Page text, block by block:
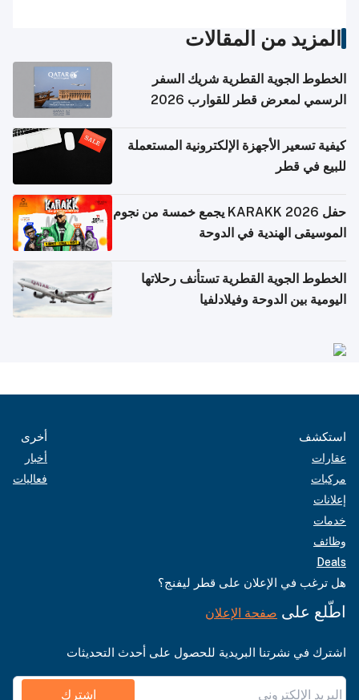
المزيد من المقالات
الخطوط الجوية القطرية شريك السفر
الرسمي لمعرض قطر للقوارب 2026
كيفية تسعير الأجهزة الإلكترونية المستعملة
للبيع في قطر
حفل KARAKK 2026 يجمع خمسة من نجوم
الموسيقى الهندية في الدوحة
الخطوط الجوية القطرية تستأنف رحلاتها
اليومية بين الدوحة وفيلادلفيا
استكشف
عقارات
مركبات
إعلانات
خدمات
وظائف
Deals
أخرى
أخبار
فعاليات
هل ترغب في الإعلان على قطر ليفنج؟
اطّلع على صفحة الإعلان
اشترك في نشرتنا البريدية للحصول على أحدث التحديثات
اشترك